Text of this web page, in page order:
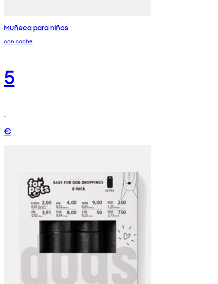
Muñeca para niños
con coche
5
€